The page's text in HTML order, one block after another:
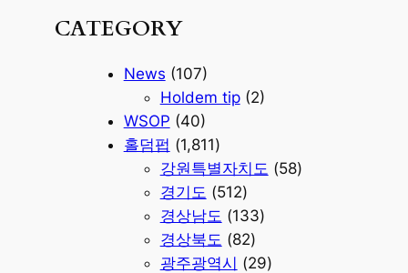
CATEGORY
News (107)
Holdem tip(2)
WSOP (40)
홀덤펍 (1,811)
강원특별자치도 (58)
경기도 (512)
경상남도 (133)
경상북도 (82)
광주광역시 (29)